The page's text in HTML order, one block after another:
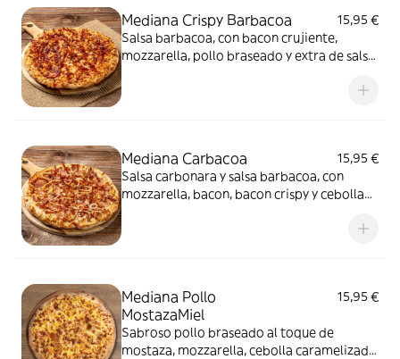
Mediana Crispy Barbacoa
15,95 €
Salsa barbacoa, con bacon crujiente,
mozzarella, pollo braseado y extra de salsa
Mediana Carbacoa
15,95 €
Salsa carbonara y salsa barbacoa, con
mozzarella, bacon, bacon crispy y cebolla
Mediana Pollo
MostazaMiel
15,95 €
Sabroso pollo braseado al toque de
mostaza, mozzarella, cebolla caramelizada